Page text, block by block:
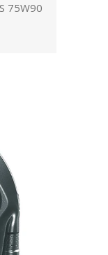
75W90